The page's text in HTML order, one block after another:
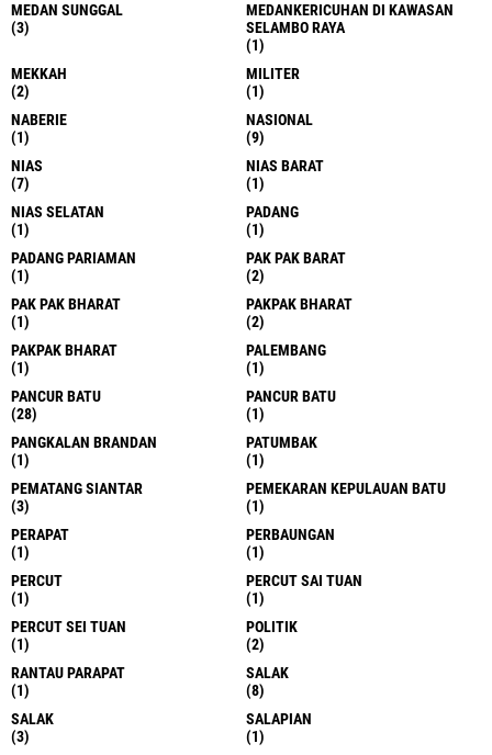
MEDAN SUNGGAL
(3)
MEDANKERICUHAN DI KAWASAN
SELAMBO RAYA
(1)
MEKKAH
(2)
MILITER
(1)
NABERIE
(1)
NASIONAL
(9)
NIAS
(7)
NIAS BARAT
(1)
NIAS SELATAN
(1)
PADANG
(1)
PADANG PARIAMAN
(1)
PAK PAK BARAT
(2)
PAK PAK BHARAT
(1)
PAKPAK BHARAT
(2)
PAKPAK BHARAT
(1)
PALEMBANG
(1)
PANCUR BATU
(28)
PANCUR BATU
(1)
PANGKALAN BRANDAN
(1)
PATUMBAK
(1)
PEMATANG SIANTAR
(3)
PEMEKARAN KEPULAUAN BATU
(1)
PERAPAT
(1)
PERBAUNGAN
(1)
PERCUT
(1)
PERCUT SAI TUAN
(1)
PERCUT SEI TUAN
(1)
POLITIK
(2)
RANTAU PARAPAT
(1)
SALAK
(8)
SALAK
(3)
SALAPIAN
(1)